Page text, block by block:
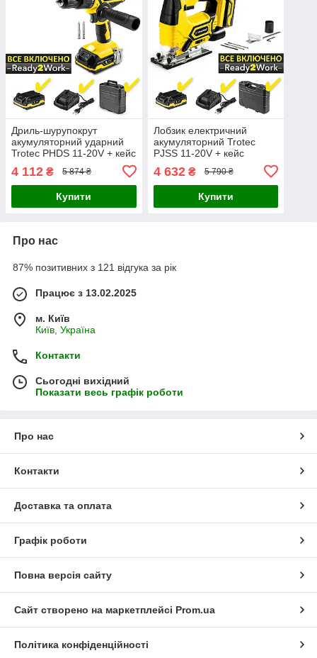
Дриль-шурупокрут
акумуляторний ударний
Trotec PHDS 11-20V + кейс
4 112 ₴ 5 874 ₴
Купити
Лобзик електричний
акумуляторний Trotec
PJSS 11-20V + кейс
4 632₴ 5 790 ₴
Купити
Про нас
87% позитивних з 121 відгука за рік
Працює з 13.02.2025
м. Київ
Київ, Україна
Контакти
Сьогодні вихідний
Показати весь графік роботи
Про нас
Контакти
Доставка та оплата
Графік роботи
Повна версія сайту
Сайт створено на маркетплейсі Prom.ua
Політика конфіденційності